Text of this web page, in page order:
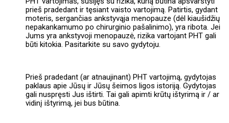
prieš pradedant ir tęsiant vaisto vartojimą. Patirtis, gydant
moteris, sergančias ankstyvąja menopauze (dėl kiaušidžių
nepakankamumo po chirurginio pašalinimo), yra ribota. Jei
Jums yra ankstyvoji menopauzė, rizika vartojant PHT gali
būti kitokia. Pasitarkite su savo gydytoju.
Prieš pradedant (ar atnaujinant) PHT vartojimą, gydytojas
paklaus apie Jūsų ir Jūsų šeimos ligos istoriją. Gydytojas
gali nuspręsti Jus ištirti. Tai gali apimti krūtų ištyrimą ir / ar
vidinį ištyrimą, jei bus būtina.